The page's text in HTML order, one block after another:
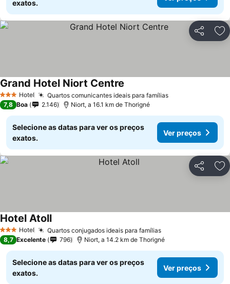
exatos.
Partilhar
3 EstrelasHotel Quartos comunicantes ideais para famílias
Grand Hotel Niort Centre
7,8 Boa 2.146 Niort, a 16.1 km de Thorigné
Selecione as datas para ver os preços
exatos.
Ver preços
Partilhar
3 EstrelasHotel Quartos conjugados ideais para famílias
Hotel Atoll
8,7 Excelente 796 Niort, a 14.2 km de Thorigné
Selecione as datas para ver os preços
exatos.
Ver preços